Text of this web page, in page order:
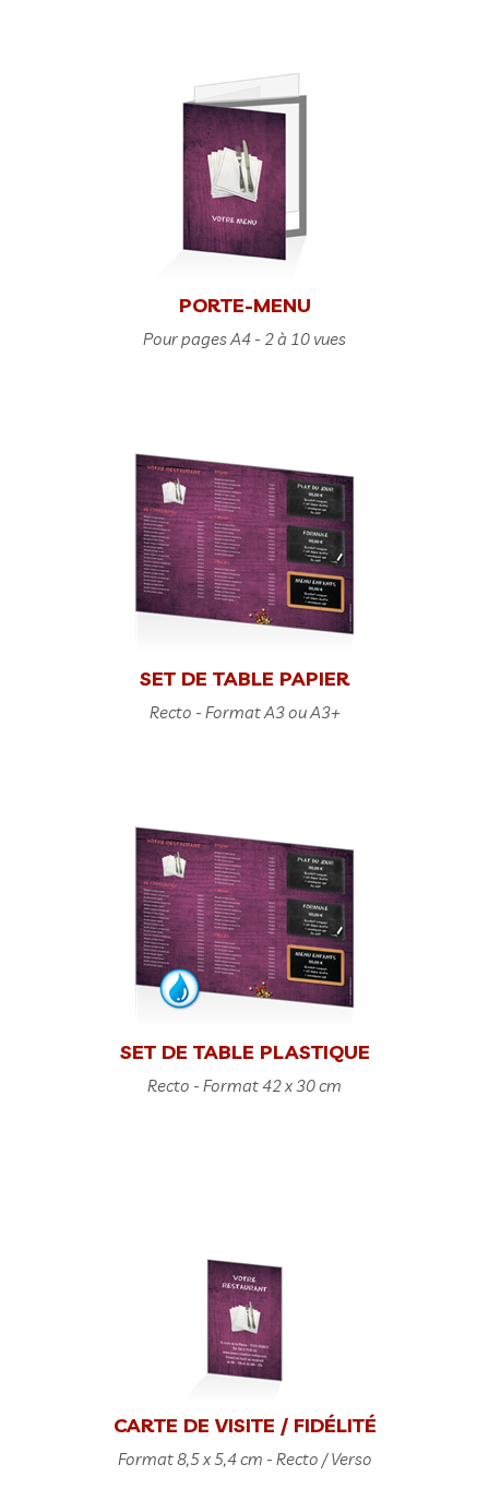
PORTE-MENU
Pour pages A4 - 2 à 10 vues
SET DE TABLE PAPIER
Recto - Format A3 ou A3+
SET DE TABLE PLASTIQUE
Recto - Format 42 x 30 cm
CARTE DE VISITE / FIDÉLITÉ
Format 8,5 x 5,4 cm - Recto / Verso